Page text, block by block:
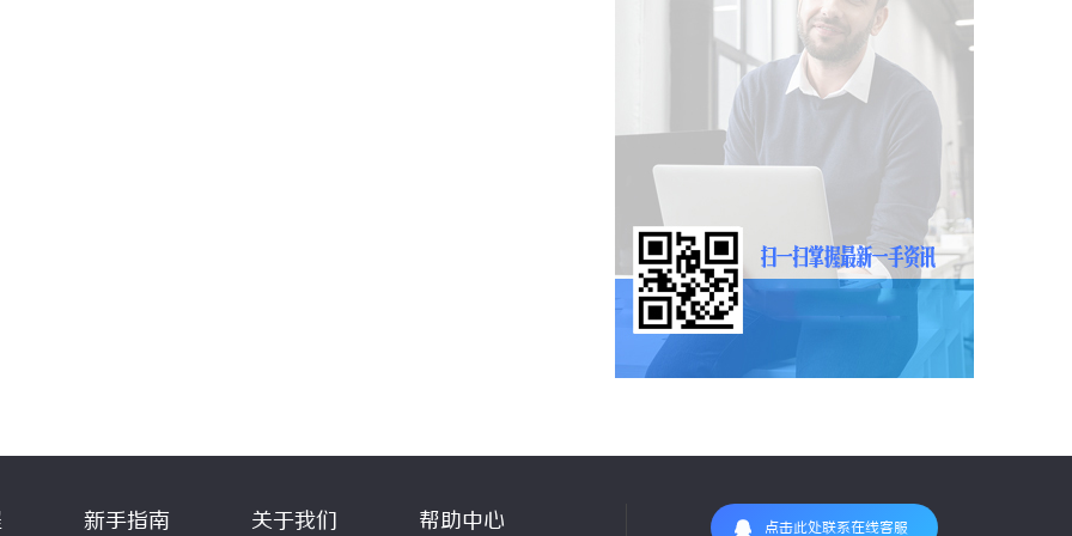
新手指南 关于我们 帮助中心 点击此处联系在线客服